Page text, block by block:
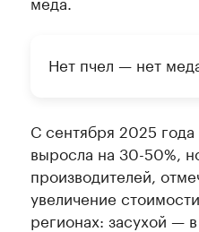
Нет пчел — нет
С сентября 2025
выросла на 30-50%,
производителей,
увеличение
регионах: засухой —